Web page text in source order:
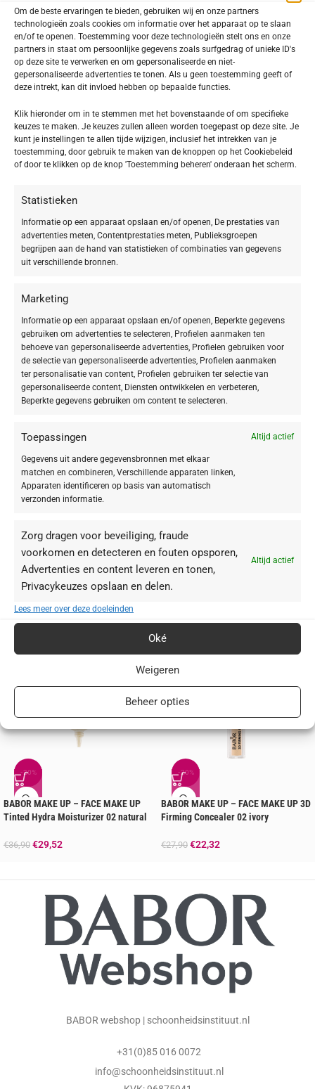
Om de beste ervaringen te bieden, gebruiken wij en onze partners
technologieën zoals cookies om informatie over het apparaat op te slaan
en/of te openen. Toestemming voor deze technologieën stelt ons en onze
partners in staat om persoonlijke gegevens zoals surfgedrag of unieke ID's
op deze site te verwerken en om gepersonaliseerde en niet-
gepersonaliseerde advertenties te tonen. Als u geen toestemming geeft of
deze intrekt, kan dit invloed hebben op bepaalde functies.
Klik hieronder om in te stemmen met het bovenstaande of om specifieke
keuzes te maken. Je keuzes zullen alleen worden toegepast op deze site. Je
kunt je instellingen te allen tijde wijzigen, inclusief het intrekken van je
toestemming, door gebruik te maken van de knoppen op het Cookiebeleid
of door te klikken op de knop 'Toestemming beheren' onderaan het scherm.
Statistieken
Informatie op een apparaat opslaan en/of openen, De prestaties van
advertenties meten, Contentprestaties meten, Publieksgroepen
begrijpen aan de hand van statistieken of combinaties van gegevens
uit verschillende bronnen.
Marketing
Informatie op een apparaat opslaan en/of openen, Beperkte gegevens
gebruiken om advertenties te selecteren, Profielen aanmaken ten
behoeve van gepersonaliseerde advertenties, Profielen gebruiken voor
de selectie van gepersonaliseerde advertenties, Profielen aanmaken
ter personalisatie van content, Profielen gebruiken ter selectie van
gepersonaliseerde content, Diensten ontwikkelen en verbeteren,
Beperkte gegevens gebruiken om content te selecteren.
Toepassingen Altijd actief
Gegevens uit andere gegevensbronnen met elkaar
matchen en combineren, Verschillende apparaten linken,
Apparaten identificeren op basis van automatisch
verzonden informatie.
Zorg dragen voor beveiliging, fraude
voorkomen en detecteren en fouten opsporen,
Advertenties en content leveren en tonen,
Privacykeuzes opslaan en delen.
Altijd actief
Lees meer over deze doeleinden
Oké
Weigeren
Beheer opties
Toevoegen aan verlanglijst
SKU: 645804
Categorieën: Collagen Deluxe foundation, SKINCARE Make-
up
Delen:
Beschrijving
Make-up met verzorgende power. Voor een vollere
en gladder ogende, onberispelijke huid. De perfecte
anti-aging-verzorging in de strijd tegen
collectie is een crème-achtige foundation met hoge dekking voor elke
veeleisende, drogere huid. Dit product verzorgt namelijk de drogere
huid, biedt betrouwbare dekking en geeft toch eenverzorgde,
natuurlijke look. Daarnaast zijn de werkstoffen uit de Collagen Booster-
ampul zijnideaal bij eenafnemende elasticiteit en de eerste rimpels
Met een make-up-penseel, sponsje of met de vingers vanuit het midden
van het gezicht naar buiten toe aanbrengen. Aan de buitenste randen
Je zou ook kunnen houden van …
-20%
BABOR MAKE UP – FACE MAKE UP
Tinted Hydra Moisturizer 02 natural
€36,90 €29,52
-20%
BABOR MAKE UP – FACE MAKE UP 3D
Firming Concealer 02 ivory
€27,90 €22,32
BABOR webshop | schoonheidsinstituut.nl
+31(0)85 016 0072
info@schoonheidsinstituut.nl